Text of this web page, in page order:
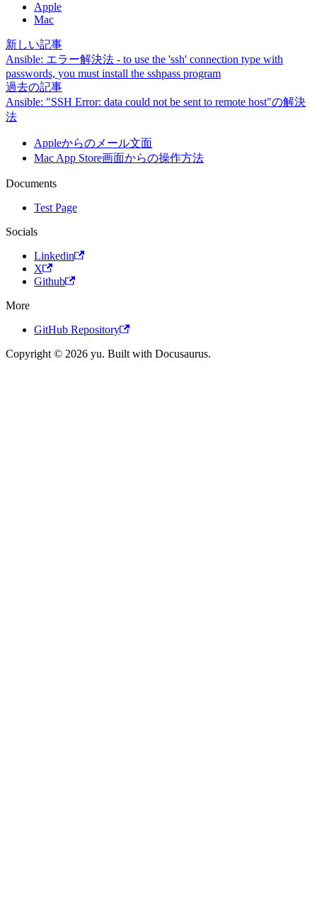
Apple
Mac
新しい記事
Ansible: エラー解決法 - to use the 'ssh' connection type with
passwords, you must install the sshpass program
過去の記事
Ansible: "SSH Error: data could not be sent to remote host"の解決
法
Appleからのメール文面
Mac App Store画面からの操作方法
Documents
Test Page
Socials
Linkedin
X
Github
More
GitHub Repository
Copyright © 2026 yu. Built with Docusaurus.